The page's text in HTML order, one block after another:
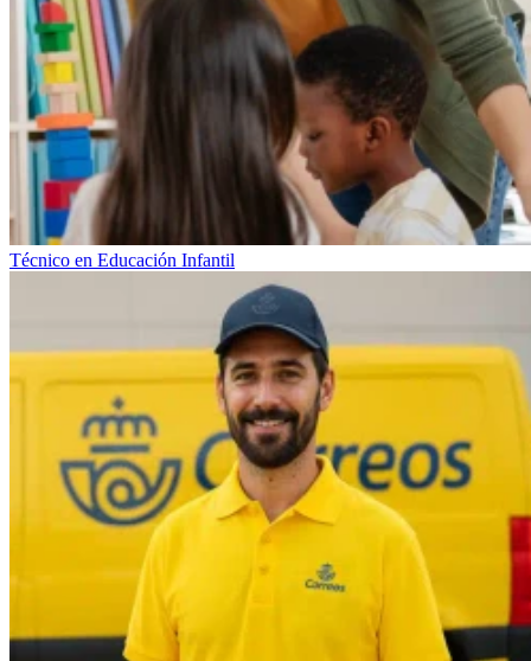
Técnico en Educación Infantil